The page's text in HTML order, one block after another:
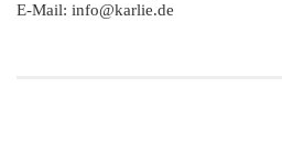
E-Mail: info@karlie.de